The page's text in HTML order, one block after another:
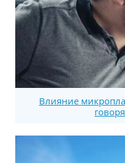
Влияние